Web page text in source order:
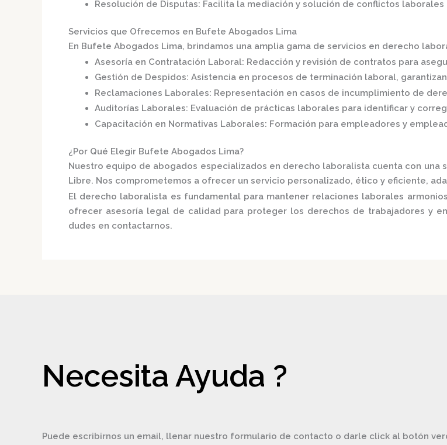
Resolución de Disputas: Facilita la mediación y solución de conflictos laborales
Servicios que Ofrecemos en Bufete Abogados Lima
En Bufete Abogados Lima, brindamos una amplia gama de servicios en derecho
Asesoría en Contratación Laboral: Redacción y revisión de contratos para
Gestión de Despidos: Asistencia en procesos de terminación laboral,
Reclamaciones Laborales: Representación en casos de incumplimiento de
Auditorías Laborales: Evaluación de prácticas laborales para identificar y
Capacitación en Normativas Laborales: Formación para empleadores y
¿Por Qué Elegir Bufete Abogados Lima?
Nuestro equipo de abogados especializados en derecho laboralista cuenta con
Libre. Nos comprometemos a ofrecer un servicio personalizado, ético y eficiente,
El derecho laboralista es fundamental para mantener relaciones laborales
ofrecer asesoría legal de calidad para proteger los derechos de trabajadores y
dudes en contactarnos.
Necesita Ayuda ?
Puede escribirnos un email, llenar nuestro formulario de contacto o darle click al botón